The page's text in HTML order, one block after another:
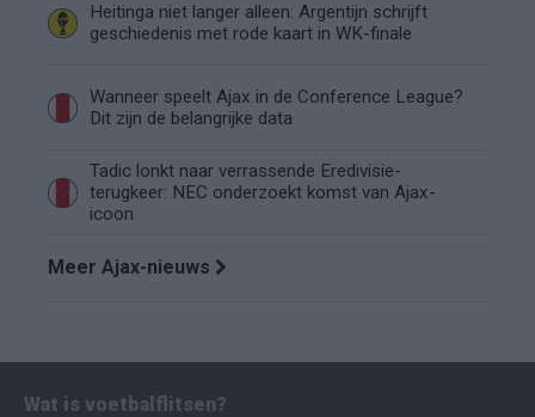
Heitinga niet langer alleen: Argentijn schrijft
geschiedenis met rode kaart in WK-finale
Wanneer speelt Ajax in de Conference League?
Dit zijn de belangrijke data
Tadic lonkt naar verrassende Eredivisie-
terugkeer: NEC onderzoekt komst van Ajax-
icoon
Meer Ajax-nieuws
Wat is voetbalflitsen?